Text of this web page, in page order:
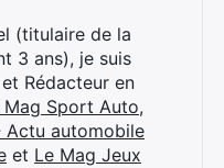
(titulaire de la
3 ans), je suis
Rédacteur en
Mag Sport Auto,
Actu automobile
et Le Mag Jeux